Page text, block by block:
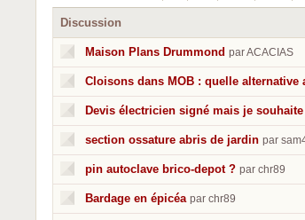
Discussion
Maison Plans Drummond par ACACIAS
Cloisons dans MOB : quelle alternative
Devis électricien signé mais je
section ossature abris de jardin par
pin autoclave brico-depot ? par chr89
Bardage en épicéa par chr89